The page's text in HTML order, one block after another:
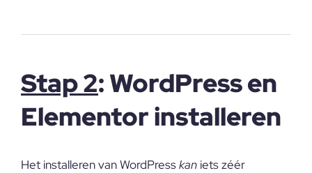
Stap 2: WordPress en
Elementor installeren
Het installeren van WordPresskan iets zéér